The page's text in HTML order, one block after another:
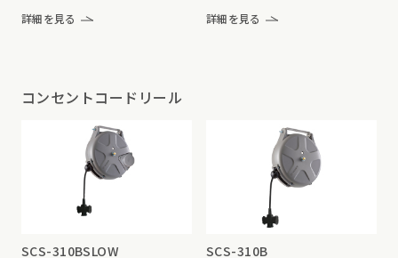
詳細を見る
詳細を見る
コンセントコードリール
SCS-310BSLOW SCS-310B